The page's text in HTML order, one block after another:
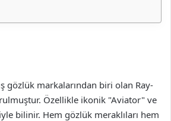
gözlük markalarından biri olan Ray-
Özellikle ikonik "Aviator" ve
bilinir. Hem gözlük meraklıları hem